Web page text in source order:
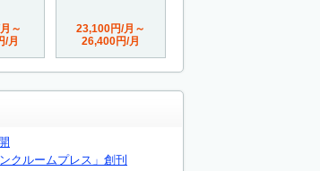
～
/月
23,100円/月～
26,400円/月
クルームプレス」創刊